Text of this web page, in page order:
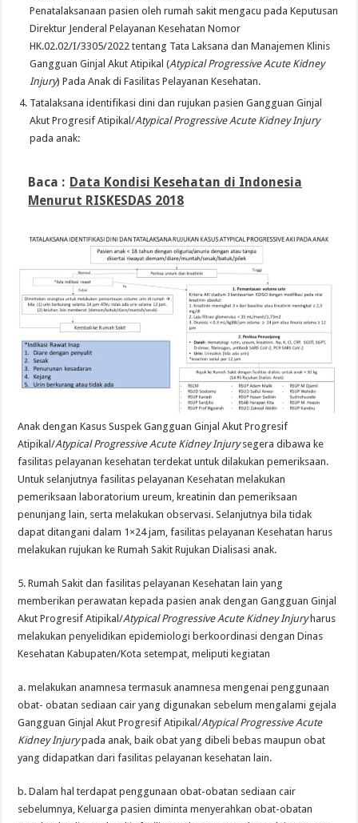
Penatalaksanaan pasien oleh rumah sakit mengacu pada Keputusan
Direktur Jenderal Pelayanan Kesehatan Nomor
HK.02.02/I/3305/2022 tentang Tata Laksana dan Manajemen Klinis
Gangguan Ginjal Akut Atipikal (Atypical Progressive Acute Kidney
Injury) Pada Anak di Fasilitas Pelayanan Kesehatan.
Tatalaksana identifikasi dini dan rujukan pasien Gangguan Ginjal
Akut Progresif Atipikal/Atypical Progressive Acute Kidney Injury
pada anak:
Baca : Data Kondisi Kesehatan di Indonesia
Menurut RISKESDAS 2018
Anak dengan Kasus Suspek Gangguan Ginjal Akut Progresif
Atipikal/Atypical Progressive Acute Kidney Injurysegera dibawa ke
fasilitas pelayanan kesehatan terdekat untuk dilakukan pemeriksaan.
Untuk selanjutnya fasilitas pelayanan Kesehatan melakukan
pemeriksaan laboratorium ureum, kreatinin dan pemeriksaan
penunjang lain, serta melakukan observasi. Selanjutnya bila tidak
dapat ditangani dalam 1×24 jam, fasilitas pelayanan Kesehatan harus
melakukan rujukan ke Rumah Sakit Rujukan Dialisasi anak.
5. Rumah Sakit dan fasilitas pelayanan Kesehatan lain yang
memberikan perawatan kepada pasien anak dengan Gangguan Ginjal
Akut Progresif Atipikal/Atypical Progressive Acute Kidney Injury harus
melakukan penyelidikan epidemiologi berkoordinasi dengan Dinas
Kesehatan Kabupaten/Kota setempat, meliputi kegiatan
a. melakukan anamnesa termasuk anamnesa mengenai penggunaan
obat- obatan sediaan cair yang digunakan sebelum mengalami gejala
Gangguan Ginjal Akut Progresif Atipikal/Atypical Progressive Acute
Kidney Injurypada anak, baik obat yang dibeli bebas maupun obat
yang didapatkan dari fasilitas pelayanan kesehatan lain.
b. Dalam hal terdapat penggunaan obat-obatan sediaan cair
sebelumnya, Keluarga pasien diminta menyerahkan obat-obatan